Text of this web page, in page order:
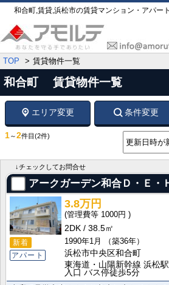
和合町,賃貸,浜松市の賃貸マンション・アパー
TOP 賃貸物件一覧
和合町 賃貸物件一覧
エリア変更 条件変更
1～2件目 (2件)
↓チェックしてお問合せ
アークガーデン和合Ｄ・Ｅ・
新着
アパート
3.8万円
1000円
2DK
38.5㎡
1990年1月
（築36年）
浜松市中央区和合町
東海道・山陽新幹線 浜松
入口 バス停徒歩5分